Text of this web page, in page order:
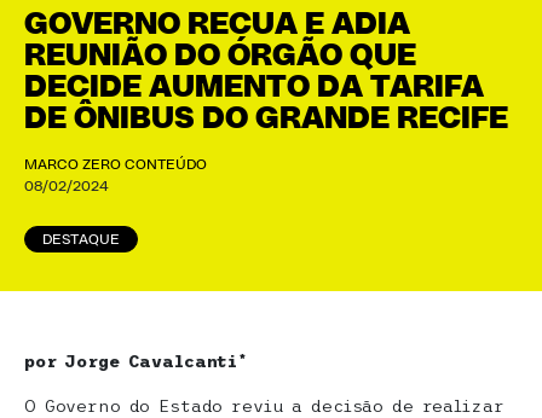
GOVERNO RECUA E ADIA
REUNIÃO DO ÓRGÃO QUE
DECIDE AUMENTO DA TARIFA
DE ÔNIBUS DO GRANDE RECIFE
MARCO ZERO CONTEÚDO
08/02/2024
DESTAQUE
por Jorge Cavalcanti*
O Governo do Estado reviu a decisão de realizar